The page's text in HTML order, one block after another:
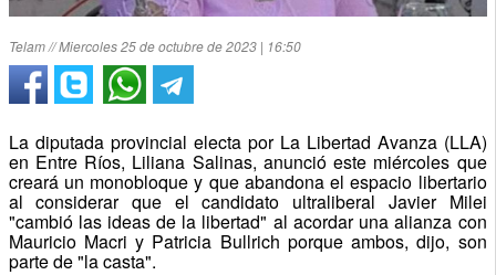
Telam // Miercoles 25 de octubre de 2023 | 16:50
La diputada provincial electa por La Libertad Avanza (LLA)
en Entre Ríos, Liliana Salinas, anunció este miércoles que
creará un monobloque y que abandona el espacio libertario
al considerar que el candidato ultraliberal Javier Milei
"cambió las ideas de la libertad" al acordar una alianza con
Mauricio Macri y Patricia Bullrich porque ambos, dijo, son
parte de "la casta".